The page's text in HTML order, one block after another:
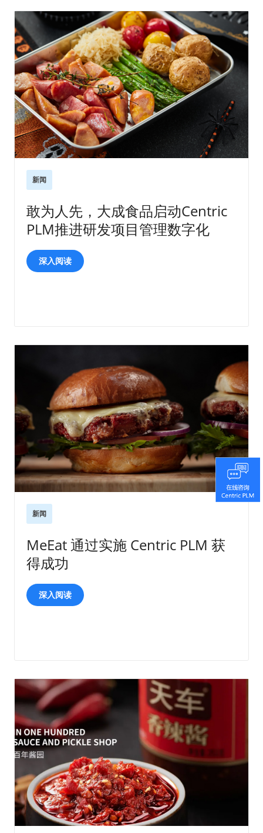
新闻
敢为人先，大成食品启动Centric
PLM推进研发项目管理数字化
深入阅读
新闻
MeEat 通过实施 Centric PLM 获
得成功
深入阅读